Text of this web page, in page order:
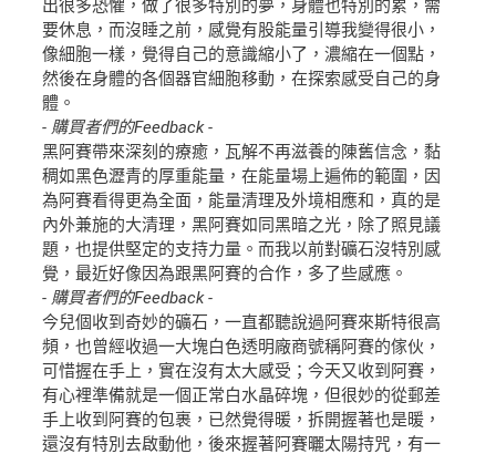
出很多恐懼，做了很多特別的夢，身體也特別的累，需
要休息，而沒睡之前，感覺有股能量引導我變得很小，
像細胞一樣，覺得自己的意識縮小了，濃縮在一個點，
然後在身體的各個器官細胞移動，在探索感受自己的身
體。
- 購買者們的Feedback -
黑阿賽帶來深刻的療癒，瓦解不再滋養的陳舊信念，黏
稠如黑色瀝青的厚重能量，在能量場上遍佈的範圍，因
為阿賽看得更為全面，能量清理及外境相應和，真的是
內外兼施的大清理，黑阿賽如同黑暗之光，除了照見議
題，也提供堅定的支持力量。而我以前對礦石沒特別感
覺，最近好像因為跟黑阿賽的合作，多了些感應。
- 購買者們的Feedback -
今兒個收到奇妙的礦石，一直都聽說過阿賽來斯特很高
頻，也曾經收過一大塊白色透明廠商號稱阿賽的傢伙，
可惜握在手上，實在沒有太大感受；今天又收到阿賽，
有心裡準備就是一個正常白水晶碎塊，但很妙的從郵差
手上收到阿賽的包裹，已然覺得暖，拆開握著也是暖，
還沒有特別去啟動他，後來握著阿賽曬太陽持咒，有一